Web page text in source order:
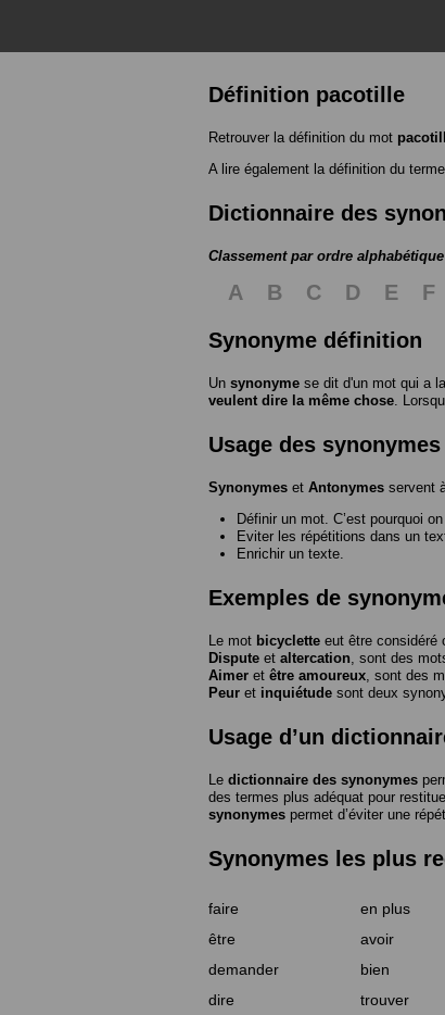
Définition pacotille
Retrouver la définition du mot
A lire également la définition du terme
Dictionnaire des
Classement par ordre
A B C D E F
Synonyme définition
Un synonyme se dit d'un mot qui a
veulent dire la même chose .
Usage des synonymes
Synonymes et Antonymes servent
Définir un mot. C’est pourquoi
Eviter les répétitions dans un
Enrichir un texte.
Exemples de
Le mot bicyclette eut être considéré
Dispute et altercation , sont des
Aimer et être amoureux , sont des
Peur et inquiétude sont deux
Usage d’un
Le dictionnaire des synonymes
des termes plus adéquat pour
synonymes permet d’éviter une
Synonymes les plus
faire en plus
être
avoir
demander
bien
dire
trouver